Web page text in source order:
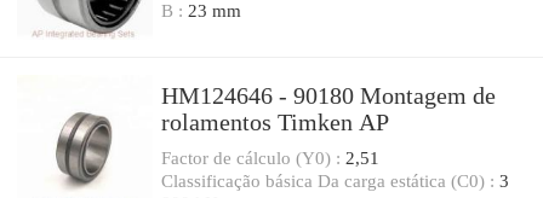
B : 23 mm
HM124646 - 90180 Montagem de
rolamentos Timken AP
Factor de cálculo (Y0) : 2,51
Classificação básica Da carga estática (C0) : 3